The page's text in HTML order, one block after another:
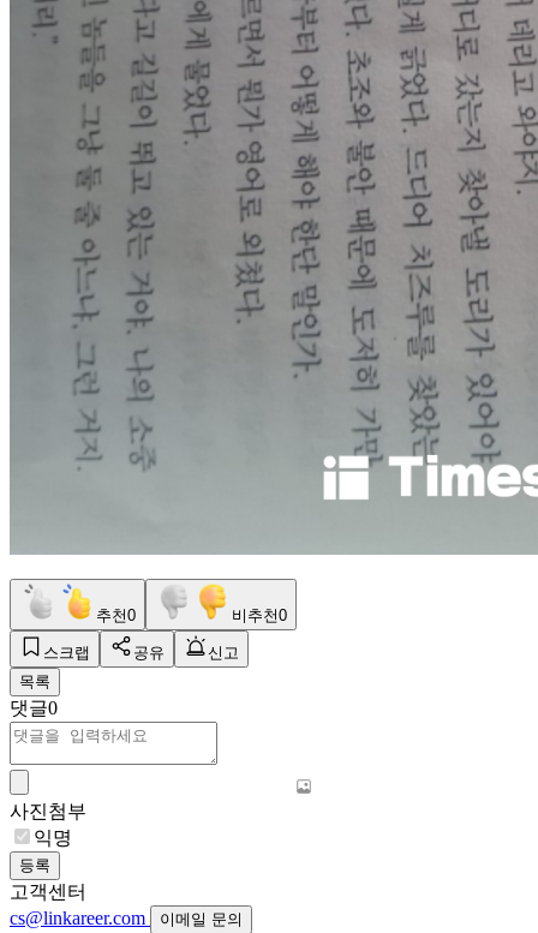
추천0 비추천0
스크랩 공유
신고
목록
댓글0
사진첨부
익명
등록
고객센터
cs@linkareer.com
이메일 문의